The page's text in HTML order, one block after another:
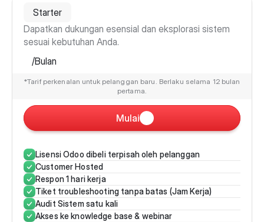
Starter
Dapatkan dukungan esensial dan eksplorasi sistem
sesuai kebutuhan Anda.
/Bulan
*Tarif perkenalan untuk pelanggan baru. Berlaku selama 12 bulan
pertama.
Mulai
Lisensi Odoo dibeli terpisah oleh pelanggan
Customer Hosted
Respon 1 hari kerja
Tiket troubleshooting tanpa batas (Jam Kerja)
Audit Sistem satu kali
Akses ke knowledge base & webinar